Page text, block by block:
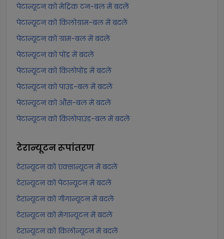
पेटान्यूटन को मेट्रिक टन-बल में बदलें
पेटान्यूटन को किलोग्राम-बल में बदलें
पेटान्यूटन को ग्राम-बल में बदलें
पेटान्यूटन को पोंड में बदलें
पेटान्यूटन को किलोपोंड में बदलें
पेटान्यूटन को पाउंड-बल में बदलें
पेटान्यूटन को औंस-बल में बदलें
पेटान्यूटन को किलोपाउंड-बल में बदलें
टेरान्यूटनरूपांतरण
टेरान्यूटन को एक्सान्यूटन में बदलें
टेरान्यूटन को पेटान्यूटन में बदलें
टेरान्यूटन को गीगान्यूटन में बदलें
टेरान्यूटन को मेगान्यूटन में बदलें
टेरान्यूटन को किलोन्यूटन में बदलें